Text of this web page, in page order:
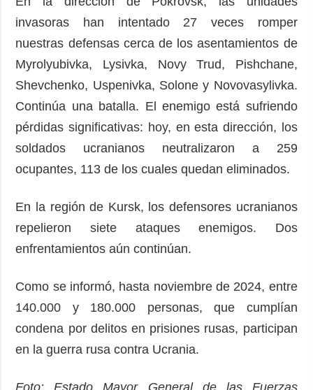
invasoras han intentado 27 veces romper
nuestras defensas cerca de los asentamientos de
Myrolyubivka, Lysivka, Novy Trud, Pishchane,
Shevchenko, Uspenivka, Solone y Novovasylivka.
Continúa una batalla. El enemigo está sufriendo
pérdidas significativas: hoy, en esta dirección, los
soldados ucranianos neutralizaron a 259
ocupantes, 113 de los cuales quedan eliminados.
En la región de Kursk, los defensores ucranianos
repelieron siete ataques enemigos. Dos
enfrentamientos aún continúan.
Como se informó, hasta noviembre de 2024, entre
140.000 y 180.000 personas, que cumplían
condena por delitos en prisiones rusas, participan
en la guerra rusa contra Ucrania.
Foto: Estado Mayor General de las Fuerzas